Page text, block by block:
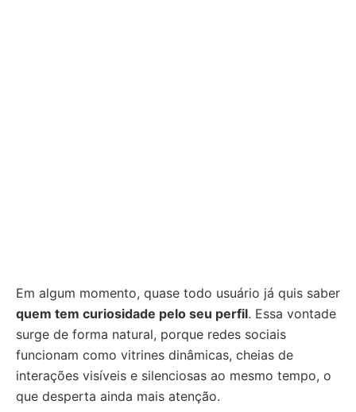
Em algum momento, quase todo usuário já quis saber
quem tem curiosidade pelo seu perfil. Essa vontade
surge de forma natural, porque redes sociais
funcionam como vitrines dinâmicas, cheias de
interações visíveis e silenciosas ao mesmo tempo, o
que desperta ainda mais atenção.